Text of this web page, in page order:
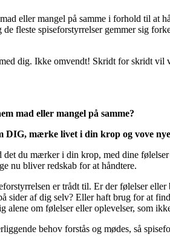
eller mangel på samme i forhold til
fleste spiseforstyrrelser gemmer sig
dig. Ikke omvendt! Skridt for skridt
mad eller mangel på samme?
DIG, mærke livet i din krop og vove
du mærker i din krop, med dine
nu bliver redskab for at håndtere.
er trådt til. Er der følelser
af dig selv? Eller haft brug for at
om følelser eller oplevelser, som
behov forstås og mødes, så